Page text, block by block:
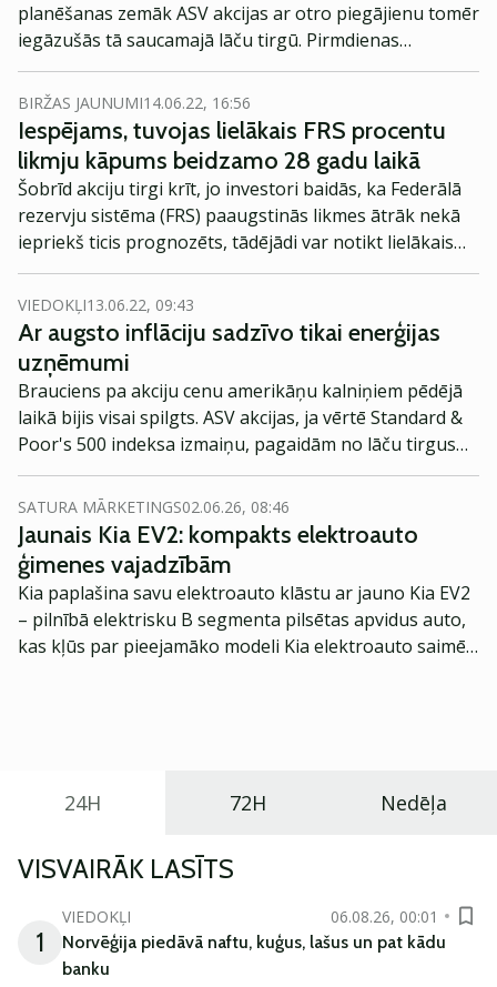
planēšanas zemāk ASV akcijas ar otro piegājienu tomēr
iegāzušās tā saucamajā lāču tirgū. Pirmdienas
tirdzniecības sesija pasaules lielākajos akciju tirgos
izvērtās ļoti neglīta, kur ASV Standard & Poor's 500
indeksa vērtība tās ietvaros saruka par 3.9%. Kopš
savām gadu mijas virsotnēm tādējādi šī akciju cenu
indikatora vērtība ir samazinājusies jau vairāk nekā par
20%.
BIRŽAS JAUNUMI14.06.22, 16:56
Iespējams, tuvojas lielākais FRS procentu
likmju kāpums beidzamo 28 gadu laikā
Šobrīd akciju tirgi krīt, jo investori baidās, ka Federālā
rezervju sistēma (FRS) paaugstinās likmes ātrāk nekā
iepriekš ticis prognozēts, tādējādi var notikt lielākais
likmju pieaugums kopš 1994. gada, vēsta Barron’s.
VIEDOKĻI13.06.22, 09:43
Ar augsto inflāciju sadzīvo tikai enerģijas
uzņēmumi
Brauciens pa akciju cenu amerikāņu kalniņiem pēdējā
laikā bijis visai spilgts. ASV akcijas, ja vērtē Standard &
Poor's 500 indeksa izmaiņu, pagaidām no lāču tirgus
(krituma vismaz par 20%) izvairījušās. Pagājušais
mēnesis, šķiet, bija labs piemērs tam, ka ilgtermiņa
investoriem kādos satraukuma brīžos nevajadzētu
strēbt ļoti karstu un emociju ietekmē veikt kādus
paniskus darījumus. Pēc krituma sekoja kāpums, ko
daļēji noteica dažas mazāk sliktas ziņas un atlaižu
meklētāju ieplūšana tirgū.
SATURA MĀRKETINGS02.06.26, 08:46
Jaunais Kia EV2: kompakts elektroauto
ģimenes vajadzībām
Kia paplašina savu elektroauto klāstu ar jauno Kia EV2
– pilnībā elektrisku B segmenta pilsētas apvidus auto,
kas kļūs par pieejamāko modeli Kia elektroauto saimē
24H 72H Nedēļa
VISVAIRĀK LASĪTS
1
VIEDOKĻI
06.08.26, 00:01
Norvēģija piedāvā naftu, kuģus, lašus un pat kādu
banku